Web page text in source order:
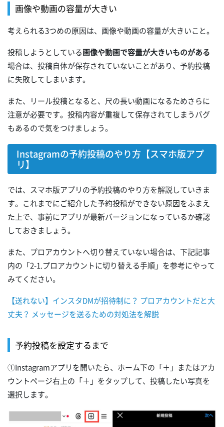
画像や動画の容量が大きい
考えられる3つめの原因は、画像や動画の容量が大きいこと。
投稿しようとしている画像や動画で容量が大きいものがある
場合は、投稿自体が保存されていないことがあり、予約投稿
に失敗してしまいます。
また、リール投稿となると、尺の長い動画になるためさらに
注意が必要です。投稿内容が重複して保存されてしまうバグ
もあるので気をつけましょう。
Instagramの予約投稿のやり方【スマホ版アプ
リ】
では、スマホ版アプリの予約投稿のやり方を解説していきま
す。これまでにご紹介した予約投稿ができない原因をふまえ
た上で、事前にアプリが最新バージョンになっているか確認
しておきましょう。
また、プロアカウントへ切り替えていない場合は、下記記事
内の「2-1.プロアカウントに切り替える手順」を参考にやって
みてください。
【送れない】インスタDMが招待制に？ プロアカウントだと大
丈夫？ メッセージを送るための対処法を解説
予約投稿を設定するまで
①Instagramアプリを開いたら、ホーム下の「＋」またはアカ
ウントページ右上の「＋」をタップして、投稿したい写真を
選択します。